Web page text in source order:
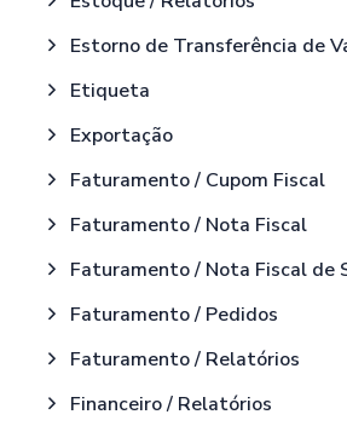
Estorno de Transferência de
Etiqueta
Exportação
Faturamento / Cupom Fiscal
Faturamento / Nota Fiscal
Faturamento / Nota Fiscal de
Faturamento / Pedidos
Faturamento / Relatórios
Financeiro / Relatórios